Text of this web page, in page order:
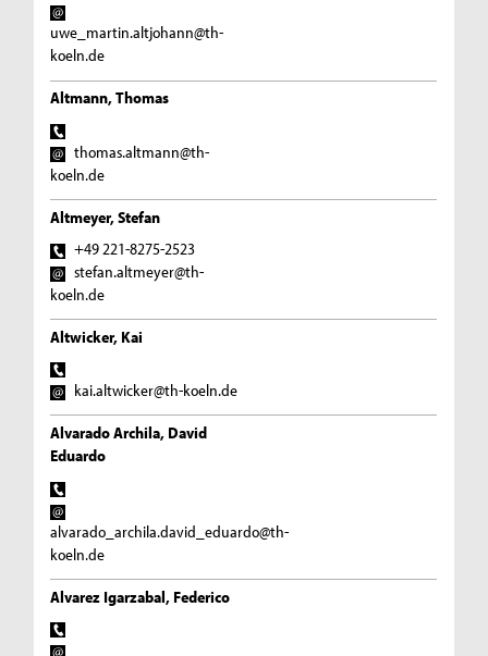
uwe_martin.altjohann@th-
koeln.de
Altmann, Thomas
thomas.altmann@th-
koeln.de
Altmeyer, Stefan
+49 221-8275-2523
stefan.altmeyer@th-
koeln.de
Altwicker, Kai
kai.altwicker@th-koeln.de
Alvarado Archila, David
Eduardo
alvarado_archila.david_eduardo@th-
koeln.de
Alvarez Igarzabal, Federico